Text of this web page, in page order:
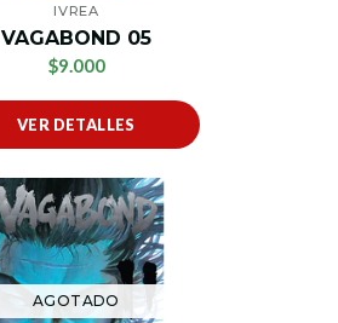
IVREA
VAGABOND 05
$9.000
VER DETALLES
AGOTADO